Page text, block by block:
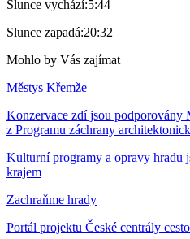
Slunce vychází:5:44
Slunce zapadá:20:32
Mohlo by Vás zajímat
Městys Křemže
Konzervace zdí jsou podporovány
z Programu záchrany
Kulturní programy a opravy hradu
krajem
Zachraňme hrady
Portál projektu České centrály